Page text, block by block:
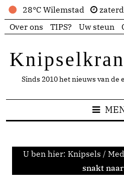
28°C Wilemstad
Over ons
TIPS? Uw steun
Sinds 2010 het nieuws van de
U ben hier: Knipsels /
snakt